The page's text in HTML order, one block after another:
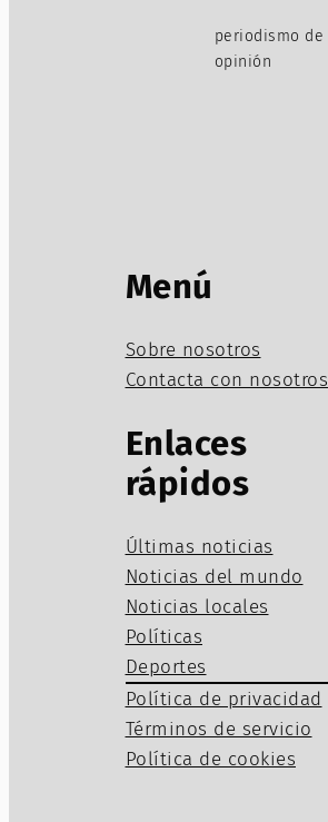
periodismo de
opinión
Menú
Sobre nosotros
Contacta con nosotros
Enlaces
rápidos
Últimas noticias
Noticias del mundo
Noticias locales
Políticas
Deportes
Política de privacidad
Términos de servicio
Política de cookies